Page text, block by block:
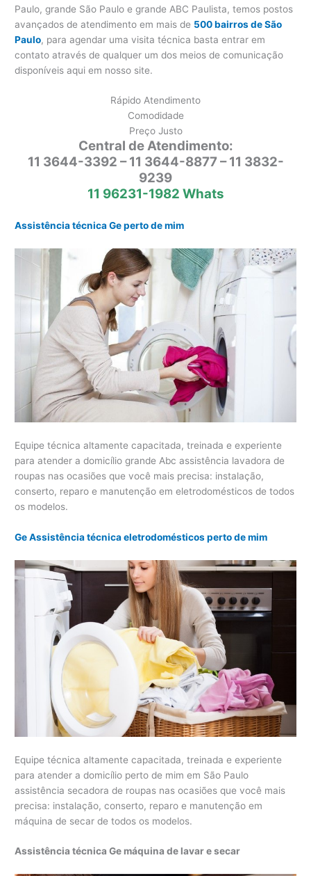
Paulo, grande São Paulo e grande ABC Paulista, temos postos
avançados de atendimento em mais de 500 bairros de São
Paulo, para agendar uma visita técnica basta entrar em
contato através de qualquer um dos meios de comunicação
disponíveis aqui em nosso site.
Rápido Atendimento
Comodidade
Preço Justo
Central de Atendimento:
11 3644-3392 – 11 3644-8877 – 11 3832-
9239
11 96231-1982 Whats
Assistência técnica Ge perto de mim
Equipe técnica altamente capacitada, treinada e experiente
para atender a domicílio grande Abc assistência lavadora de
roupas nas ocasiões que você mais precisa: instalação,
conserto, reparo e manutenção em eletrodomésticos de todos
os modelos.
Ge Assistência técnica eletrodomésticos perto de mim
Equipe técnica altamente capacitada, treinada e experiente
para atender a domicílio perto de mim em São Paulo
assistência secadora de roupas nas ocasiões que você mais
precisa: instalação, conserto, reparo e manutenção em
máquina de secar de todos os modelos.
Assistência técnica Ge máquina de lavar e secar